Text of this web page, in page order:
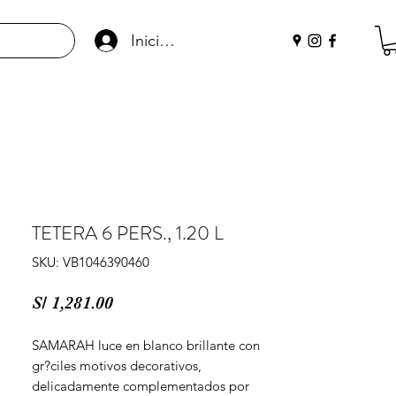
Iniciar sesión
TETERA 6 PERS., 1.20 L
SKU: VB1046390460
S/ 1,281.00Precio
SAMARAH luce en blanco brillante con
gr?ciles motivos decorativos,
delicadamente complementados por